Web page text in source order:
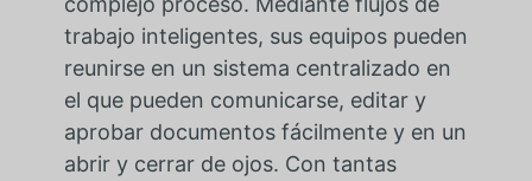
trabajo inteligentes, sus equipos pueden
reunirse en un sistema centralizado en
el que pueden comunicarse, editar y
aprobar documentos fácilmente y en un
abrir y cerrar de ojos. Con tantas